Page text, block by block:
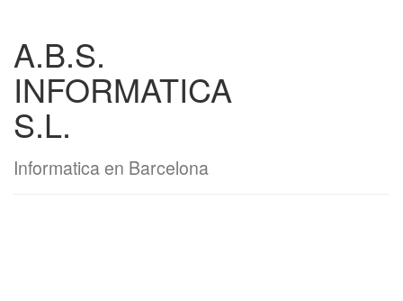
A.B.S.
INFORMATICA
S.L.
Informatica en Barcelona